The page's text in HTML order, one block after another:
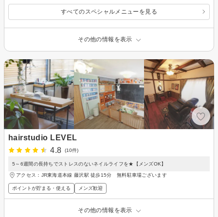
すべてのスペシャルメニューを見る
その他の情報を表示
hairstudio LEVEL
4.8
(10件)
5～6週間の長持ちでストレスのないネイルライフを★【メンズOK】
アクセス：JR東海道本線 藤沢駅 徒歩15分 無料駐車場ございます
ポイントが貯まる・使える メンズ歓迎
その他の情報を表示